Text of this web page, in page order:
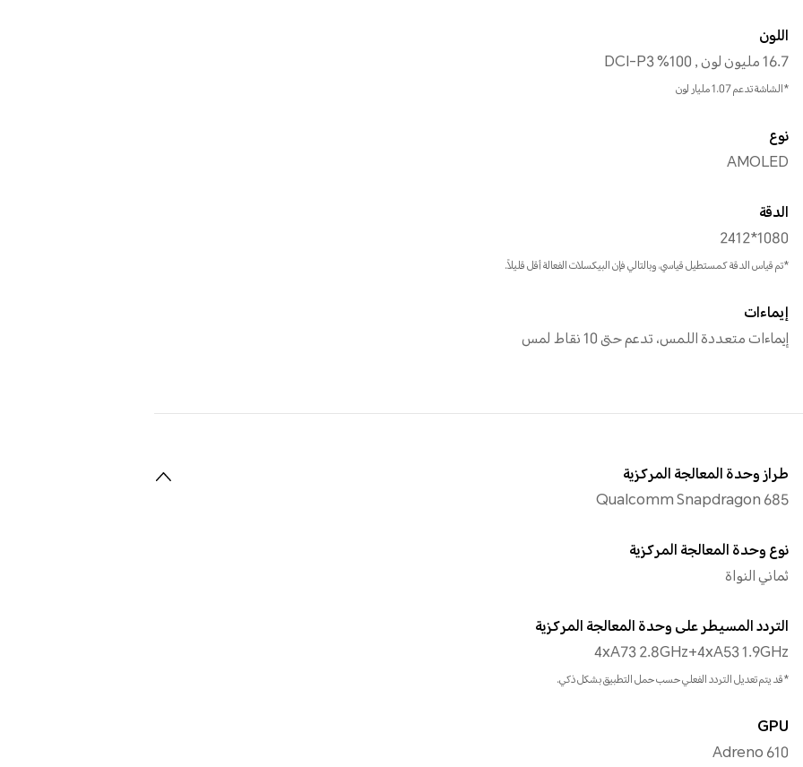
اللون
16.7 مليون لون , 100% DCI-P3
*الشاشة تدعم 1.07 مليار لون
نوع
AMOLED
الدقة
1080*2412
*تم قياس الدقة كمستطيل قياسي، وبالتالي فإن البيكسلات الفعالة أقل قليلاً.
إيماءات
إيماءات متعددة اللمس، تدعم حتى 10 نقاط لمس
طراز وحدة المعالجة المركزية
Qualcomm Snapdragon 685
نوع وحدة المعالجة المركزية
ثماني النواة
التردد المسيطر على وحدة المعالجة المركزية
4xA73 2.8GHz+4xA53 1.9GHz
*قد يتم تعديل التردد الفعلي حسب حمل التطبيق بشكل ذكي.
GPU
Adreno 610